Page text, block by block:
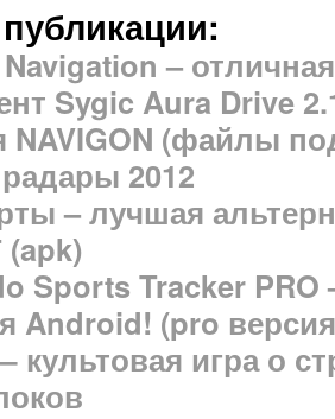
–
Sygic Aura Drive
NAVIGON (файлы
2012
– лучшая
Sports Tracker
Android! (pro
культовая игра о